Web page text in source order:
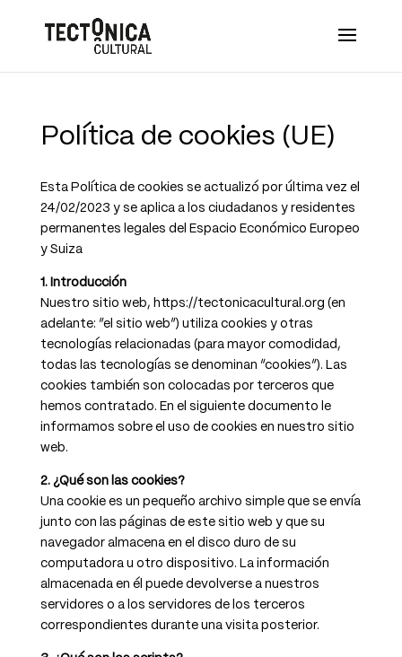
Política de cookies (UE)
Esta Política de cookies se actualizó por última vez el
24/02/2023 y se aplica a los ciudadanos y residentes
permanentes legales del Espacio Económico Europeo
y Suiza
1. Introducción
Nuestro sitio web, https://tectonicacultural.org (en
adelante: “el sitio web”) utiliza cookies y otras
tecnologías relacionadas (para mayor comodidad,
todas las tecnologías se denominan “cookies”). Las
cookies también son colocadas por terceros que
hemos contratado. En el siguiente documento le
informamos sobre el uso de cookies en nuestro sitio
web.
2. ¿Qué son las cookies?
Una cookie es un pequeño archivo simple que se envía
junto con las páginas de este sitio web y que su
navegador almacena en el disco duro de su
computadora u otro dispositivo. La información
almacenada en él puede devolverse a nuestros
servidores o a los servidores de los terceros
correspondientes durante una visita posterior.